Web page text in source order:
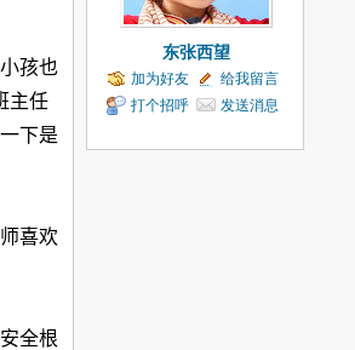
孩也
主任
下是
喜欢
全根
东张西望
加为好友
给我留言
打个招呼
发送消息